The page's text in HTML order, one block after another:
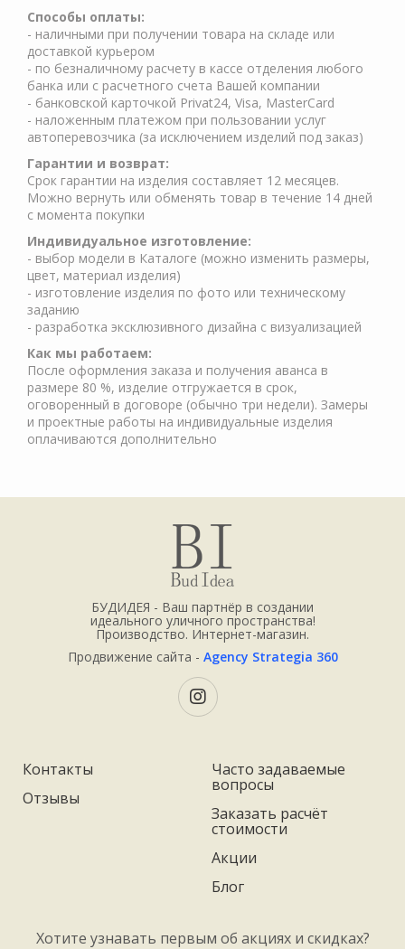
Способы оплаты:
- наличными при получении товара на складе или
доставкой курьером
- по безналичному расчету в кассе отделения любого
банка или с расчетного счета Вашей компании
- банковской карточкой Privat24, Visa, MasterCard
- наложенным платежом при пользовании услуг
автоперевозчика (за исключением изделий под заказ)
Гарантии и возврат:
Срок гарантии на изделия составляет 12 месяцев.
Можно вернуть или обменять товар в течение 14 дней
с момента покупки
Индивидуальное изготовление:
- выбор модели в Каталоге (можно изменить размеры,
цвет, материал изделия)
- изготовление изделия по фото или техническому
заданию
- разработка эксклюзивного дизайна с визуализацией
Как мы работаем:
После оформления заказа и получения аванса в
размере 80 %, изделие отгружается в срок,
оговоренный в договоре (обычно три недели). Замеры
и проектные работы на индивидуальные изделия
оплачиваются дополнительно
БУДИДЕЯ - Ваш партнёр в создании
идеального уличного пространства!
Производство. Интернет-магазин.
Продвижение сайта - Agency Strategia 360
Контакты
Отзывы
Часто задаваемые
вопросы
Заказать расчёт
стоимости
Акции
Блог
Хотите узнавать первым об акциях и скидках?